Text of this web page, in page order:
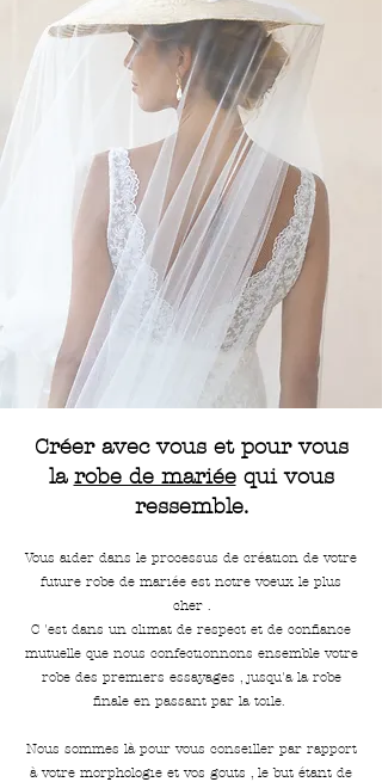
Créer avec vous et pour vous
la robe de mariéequi vous
ressemble.
Vous aider dans le processus de création de votre
future robe de mariée est notre voeux le plus
cher .
C 'est dans un climat de respect et de confiance
mutuelle que nous confectionnons ensemble votre
robe des premiers essayages , jusqu'a la robe
finale en passant par la toile.
Nous sommes là pour vous conseiller par rapport
à votre morphologie et vos gouts , le but étant de